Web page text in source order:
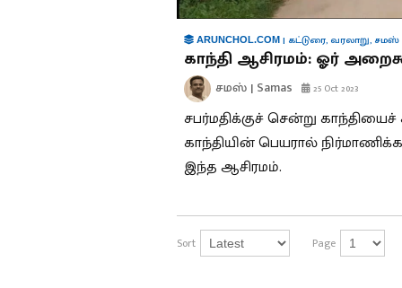
ARUNCHOL.COM | கட்டுரை, வரலாறு, சமஸ்
காந்தி ஆசிரமம்: ஓர்
சமஸ் | Samas 25 Oct 2023
சபர்மதிக்குச் சென்று
காந்தியின் பெயரால்
இந்த ஆசிரமம்.
Sort Page